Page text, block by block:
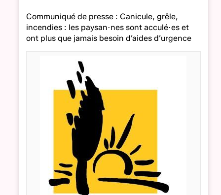
Communiqué de presse : Canicule, grêle,
incendies : les paysan·nes sont acculé·es et
ont plus que jamais besoin d’aides d’urgence